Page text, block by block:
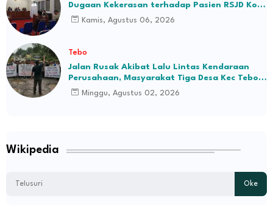
Dugaan Kekerasan terhadap Pasien RSJD Kol.
H.M.Syukur Jambi
Kamis, Agustus 06, 2026
Tebo
Jalan Rusak Akibat Lalu Lintas Kendaraan
Perusahaan, Masyarakat Tiga Desa Kec Tebo
Ilir Bakal Blokade Jalan
Minggu, Agustus 02, 2026
Wikipedia